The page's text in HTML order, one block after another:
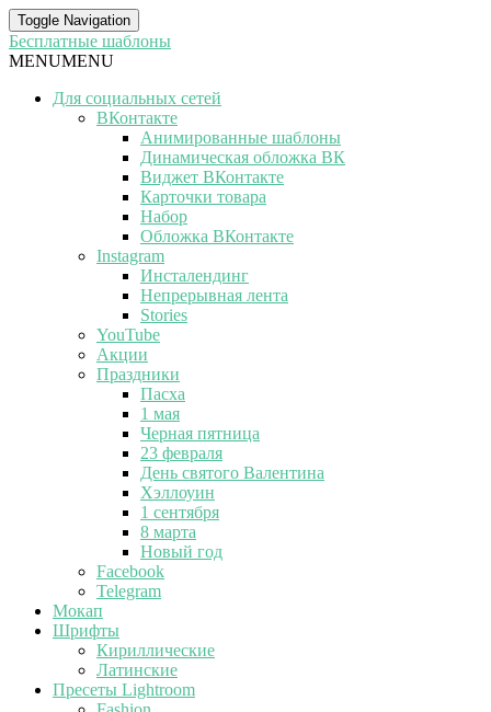
Toggle Navigation
Бесплатные шаблоны
MENUMENU
Для социальных сетей
ВКонтакте
Анимированные шаблоны
Динамическая обложка ВК
Виджет ВКонтакте
Карточки товара
Набор
Обложка ВКонтакте
Instagram
Инсталендинг
Непрерывная лента
Stories
YouTube
Акции
Праздники
Пасха
1 мая
Черная пятница
23 февраля
День святого Валентина
Хэллоуин
1 сентября
8 марта
Новый год
Facebook
Telegram
Мокап
Шрифты
Кириллические
Латинские
Пресеты Lightroom